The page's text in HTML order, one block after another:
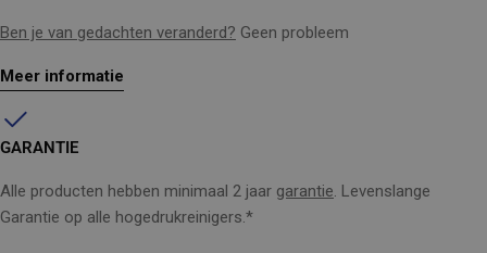
Ben je van gedachten veranderd? Geen probleem
Meer informatie
GARANTIE
Alle producten hebben minimaal 2 jaar garantie. Levenslange
Garantie op alle hogedrukreinigers.*